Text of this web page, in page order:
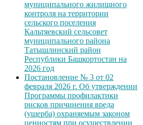
муниципального жилищного
контроля на территории
сельского поселения
Кальтяевский сельсовет
муниципального района
Татышлинский район
Республики Башкортостан на
2026 год
Постановление № 3 от 02
февраля 2026 г. Об утверждении
Программы профилактики
рисков причинения вреда
(ущерба) охраняемым законом
ценностям при осуществлении